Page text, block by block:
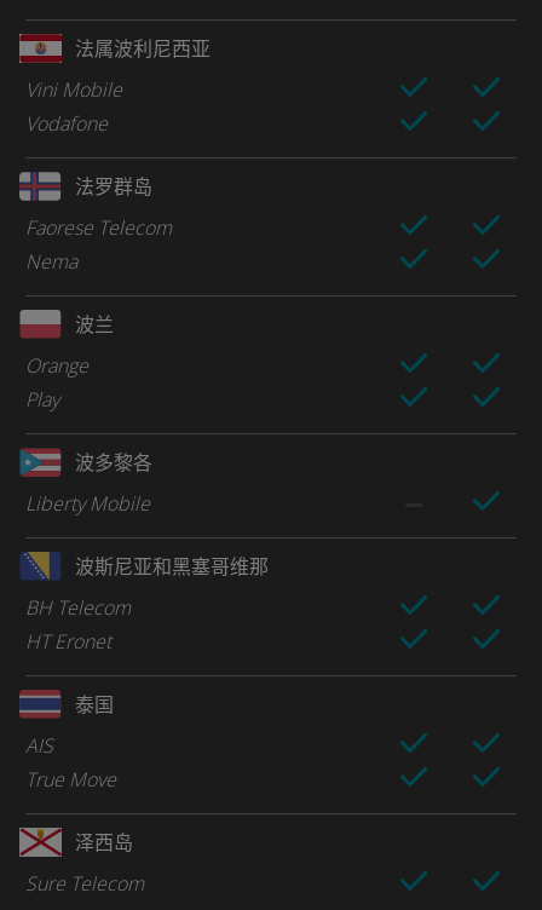
法属波利尼西亚
Vini Mobile
Vodafone
法罗群岛
Faorese Telecom
Nema
波兰
Orange
Play
波多黎各
Liberty Mobile
波斯尼亚和黑塞哥维那
BH Telecom
HT Eronet
泰国
AIS
True Move
泽西岛
Sure Telecom